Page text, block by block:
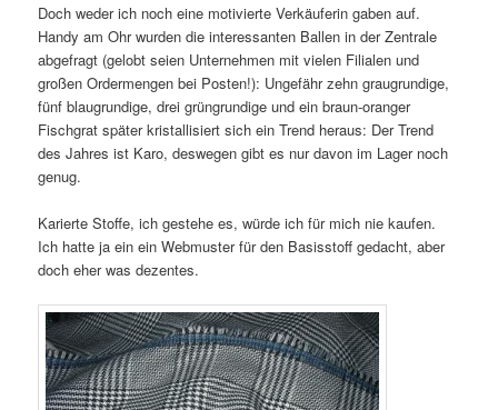
Doch weder ich noch eine motivierte Verkäuferin gaben auf.
Handy am Ohr wurden die interessanten Ballen in der Zentrale
abgefragt (gelobt seien Unternehmen mit vielen Filialen und
großen Ordermengen bei Posten!): Ungefähr zehn graugrundige,
fünf blaugrundige, drei grüngrundige und ein braun-oranger
Fischgrat später kristallisiert sich ein Trend heraus: Der Trend
des Jahres ist Karo, deswegen gibt es nur davon im Lager noch
genug.
Karierte Stoffe, ich gestehe es, würde ich für mich nie kaufen.
Ich hatte ja ein ein Webmuster für den Basisstoff gedacht, aber
doch eher was dezentes.